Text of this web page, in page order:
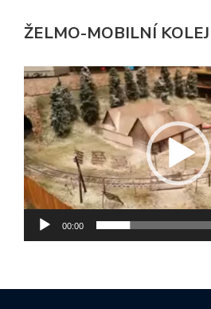
ŽELMO-MOBILNÍ
Video
přehrávač
00:00